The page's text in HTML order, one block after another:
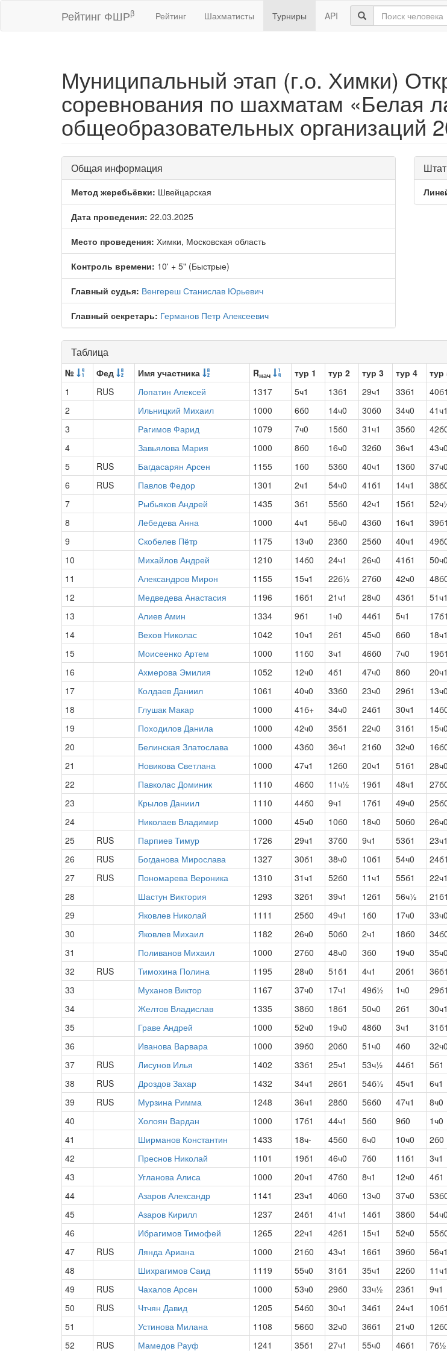
Рейтинг ФШРβ Рейтинг Шахматисты Турниры API
Муниципальный этап (г.о. Химки)
соревнования по шахматам «Белая
общеобразовательных организаций
Общая информация
Метод жеребьёвки: Швейцарская
Дата проведения: 22.03.2025
Место проведения: Химки, Московская область
Контроль времени: 10' + 5" (Быстрые)
Главный судья: Венгереш Станислав Юрьевич
Главный секретарь: Германов Петр Алексеевич
Штат
Таблица
№ Фед Имя участника Rнач тур 1 тур 2 тур 3 тур 4 тур
1
RUS Лопатин Алексей 1317 5ч1 13б1 29ч1 33б1 40б1
2
Ильницкий Михаил 1000 6б0 14ч0 30б0 34ч0 41ч1
3
Рагимов Фарид 1079 7ч0 15б0 31ч1 35б0
4
Завьялова Мария 1000 8б0 16ч0 32б0 36ч1 43ч0
5
RUS Багдасарян Арсен 1155 1б0 53б0 40ч1 13б0 37ч0
6
RUS Павлов Федор 1301 2ч1 54ч0 41б1 14ч1
7
Рыбьяков Андрей 1435 3б1 55б0 42ч1 15б1
8
Лебедева Анна 1000 4ч1 56ч0 43б0 16ч1 39б1
9
Скобелев Пётр 1175 13ч0 23б0 25б0 40ч1
10
Михайлов Андрей 1210 14б0 24ч1 26ч0 41б1 50ч0
11
Александров Мирон 1155 15ч1 22б½ 27б0 42ч0
12
Медведева Анастасия 1196 16б1 21ч1 28ч0 43б1 51ч1
13
Алиев Амин 1334 9б1 1ч0 44б1 5ч1 17б1
14
Вехов Николас 1042 10ч1 2б1 45ч0 6б0 18ч1
15
Моисеенко Артем 1000 11б0 3ч1 46б0 7ч0 19б1
16
Ахмерова Эмилия 1052 12ч0 4б1 47ч0 8б0 20ч1
17
Колдаев Даниил 1061 40ч0 33б0 23ч0 29б1 13ч0
18
Глушак Макар 1000 41б+ 34ч0 24б1 30ч1
19
Походилов Данила 1000 42ч0 35б1 22ч0 31б1 15ч0
20
Белинская Златослава 1000 43б0 36ч1 21б0 32ч0
21
Новикова Светлана 1000 47ч1 12б0 20ч1 51б1 28ч0
22
Павколас Доминик 1110 46б0 11ч½ 19б1 48ч1
23
Крылов Даниил 1110 44б0 9ч1 17б1 49ч0
24
Николаев Владимир 1000 45ч0 10б0 18ч0 50б0 26ч0
25
RUS Парпиев Тимур 1726 29ч1 37б0 9ч1 53б1 23ч1
26
RUS Богданова Мирослава 1327 30б1 38ч0 10б1 54ч0 24б1
27
RUS Пономарева Вероника 1310 31ч1 52б0 11ч1 55б1 22ч1
28
Шастун Виктория 1293 32б1 39ч1 12б1 56ч½ 21б1
29
Яковлев Николай 1111 25б0 49ч1 1б0 17ч0 33ч0
30
Яковлев Михаил 1182 26ч0 50б0 2ч1 18б0
31
Поливанов Михаил 1000 27б0 48ч0 3б0 19ч0 35ч0
32
RUS Тимохина Полина 1195 28ч0 51б1 4ч1 20б1 36б1
33
Муханов Виктор 1167 37ч0 17ч1 49б½ 1ч0 29б1
34
Желтов Владислав 1335 38б0 18б1 50ч0 2б1 30ч1
35
Граве Андрей 1000 52ч0 19ч0 48б0 3ч1 31б1
36
Иванова Варвара 1000 39б0 20б0 51ч0 4б0 32ч0
37
RUS Лисунов Илья 1402 33б1 25ч1 53ч½ 44б1 5б1
38
RUS Дроздов Захар 1432 34ч1 26б1 54б½ 45ч1 6ч1
39
RUS Мурзина Римма 1248 36ч1 28б0 56б0 47ч1 8ч0
40
Холоян Вардан 1000 17б1 44ч1 5б0 9б0 1ч0
41
Ширманов Константин 1433 18ч- 45б0 6ч0 10ч0 2б0
42
Преснов Николай 1101 19б1 46ч0 7б0 11б1 3ч1
43
Угланова Алиса 1000 20ч1 47б0 8ч1 12ч0 4б1
44
Азаров Александр 1141 23ч1 40б0 13ч0 37ч0
45
Азаров Кирилл 1237 24б1 41ч1 14б1 38б0 54ч0
46
Ибрагимов Тимофей 1265 22ч1 42б1 15ч1 52ч0
47
RUS Лянда Ариана 1000 21б0 43ч1 16б1 39б0 56ч1
48
Шихрагимов Саид 1119 55ч0 31б1 35ч1 22б0 11ч1
49
RUS Чахалов Арсен 1000 53ч0 29б0 33ч½ 23б1 9ч1
50
RUS Чтчян Давид 1205 54б0 30ч1 34б1 24ч1 10б1
51
Устинова Милана 1108 56б0 32ч0 36б1 21ч0
52
RUS Мамедов Рауф 1241 35б1 27ч1 55ч0 46б1 7б½